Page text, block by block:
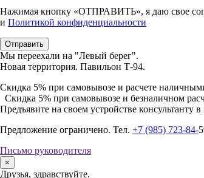
Нажимая кнопку «ОТПРАВИТЬ», я даю свое
и Политикой конфиденциальности
Мы переехали на "Левый берег".
Новая территория. Павильон Т-94.
Скидка 5% при самовывозе и расчете
Скидка 5% при самовывозе и безналичном
Предъявите на своем устройстве консультанту в
Предложение ограничено. Тел. +7 (985) 723-84-
Письмо руководителя
×
Друзья, здравствуйте.